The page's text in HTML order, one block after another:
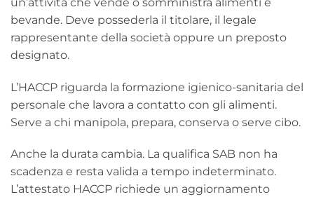
bevande. Deve possederla il titolare, il legale
rappresentante della società oppure un preposto
designato.
L’HACCP riguarda la formazione igienico-sanitaria del
personale che lavora a contatto con gli alimenti.
Serve a chi manipola, prepara, conserva o serve cibo.
Anche la durata cambia. La qualifica SAB non ha
scadenza e resta valida a tempo indeterminato.
L’attestato HACCP richiede un aggiornamento